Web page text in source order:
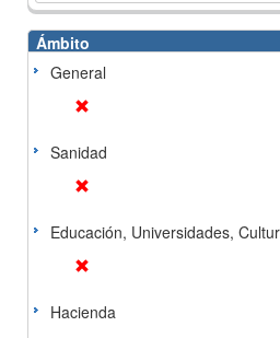
Ámbito
General
Sanidad
Educación, Universidades,
Hacienda